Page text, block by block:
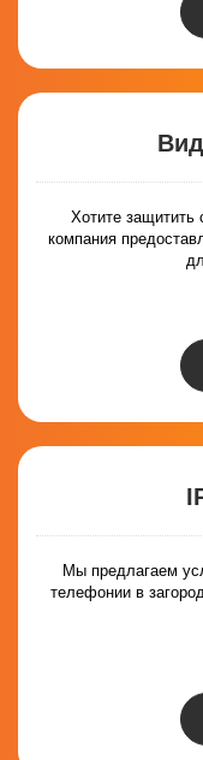
Хотите защитить
компания
Мы предлагаем
телефонии в